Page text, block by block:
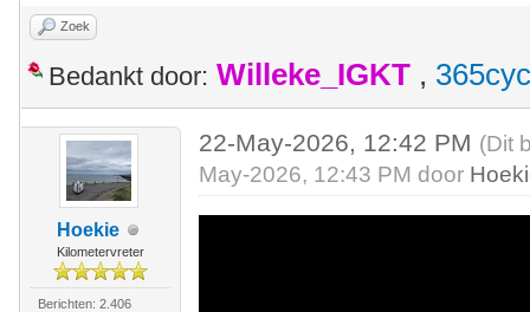
Zoek
Bedankt door: Willeke_IGKT ,
Hoekie
Kilometervreter
Berichten: 2.406
22-May-2026, 12:42 PM (Dit
May-2026, 12:43 PM door